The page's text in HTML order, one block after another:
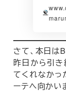
さて、本日は
昨日から引き
てくれなかっ
ーテへ向かい